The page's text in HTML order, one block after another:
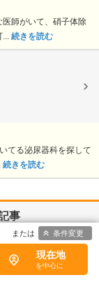
師がいて、硝子体除
... 続きを読む
てる泌尿器科を探して
続きを読む
事
現在地
条件変更